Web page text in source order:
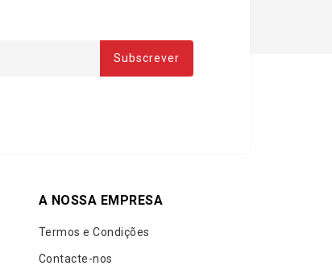
A NOSSA EMPRESA
Termos e Condições
Contacte-nos